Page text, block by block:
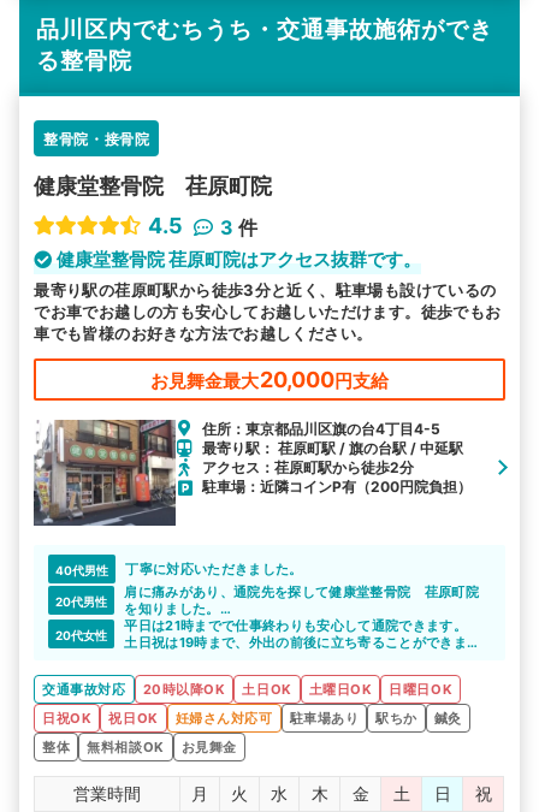
品川区内でむちうち・交通事故施術ができ
る整骨院
整骨院・接骨院
健康堂整骨院 荏原町院
4.5
3 件
健康堂整骨院 荏原町院はアクセス抜群です。
最寄り駅の荏原町駅から徒歩3分と近く、駐車場も設けているの
でお車でお越しの方も安心してお越しいただけます。徒歩でもお
車でも皆様のお好きな方法でお越しください。
お見舞金最大20,000円支給
住所：東京都品川区旗の台4丁目4-5
最寄り駅： 荏原町駅 / 旗の台駅 / 中延駅
アクセス：荏原町駅から徒歩2分
駐車場：近隣コインP有（200円院負担）
40代男性 丁寧に対応いただきました。
20代男性
肩に痛みがあり、通院先を探して健康堂整骨院 荏原町院
を知りました。
年中無休で営業しているので、自分のスケジュールに合わ
せて通院しやすいと思います。
も継続的な通院をしやすい整骨院だと思いました。
20代女性
平日は21時までで仕事終わりも安心して通院できます。
土日祝は19時まで、外出の前後に立ち寄ることができま
たくさん通院するとなると都合がつかなくなる場合もあり
ますが、健康堂整骨院 荏原町院なら無理せず通院を続け
られそうです。
交通事故対応 20時以降OK 土日OK 土曜日OK
日曜日OK
日祝OK
祝日OK 妊婦さん対応可 駐車場あり 駅ちか
鍼灸
整体
無料相談OK お見舞金
営業時間 月 火 水 木 金 土 日
祝